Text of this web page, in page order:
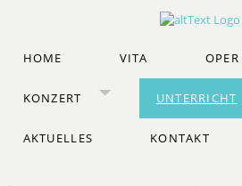
HOME VITA OPER
KONZERT UNTERRICHT
AKTUELLES KONTAKT